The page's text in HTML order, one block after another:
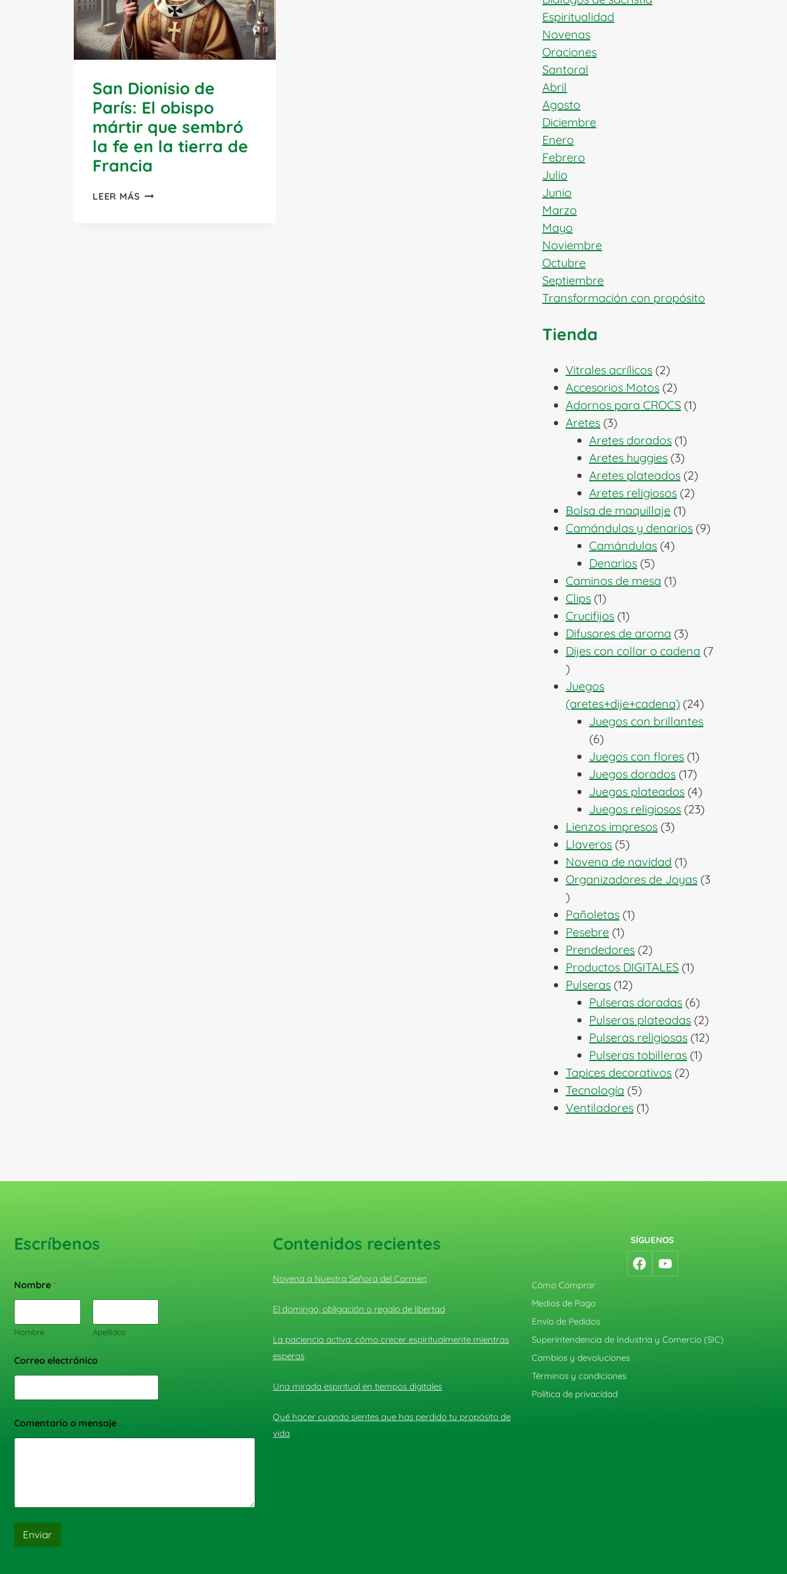
San Dionisio de
París: El obispo
mártir que sembró
la fe en la tierra de
Francia
LEER MÁS SAN
Espiritualidad
Novenas
Oraciones
Santoral
Abril
Agosto
Diciembre
Enero
Febrero
Julio
Junio
Marzo
Mayo
Noviembre
Octubre
Septiembre
Transformación con propósito
Tienda
Vitrales acrílicos 22
productos
Accesorios Motos 22
productos
Adornos para CROCS 11
Aretes 33
productos
Aretes dorados 11
producto
Aretes huggies 33
productos
Aretes plateados 22
productos
Aretes religiosos 22
Bolsa de maquillaje 11
producto
Camándulas y denarios 99
Camándulas 44
Denarios 55
productos
Caminos de mesa 11
Clips 11
producto
Crucifijos 11
producto
Difusores de aroma 33
productos
Dijes con collar o cadena 7
7
productos
Juegos
(aretes+dije+cadena) 2424
productos
Juegos con brillantes
66
productos
Juegos con flores 11
producto
Juegos dorados 1717
productos
Juegos plateados 44
productos
Juegos religiosos 2323
Lienzos impresos 33
Llaveros 55
productos
Novena de navidad 11
producto
Organizadores de Joyas 3
3
productos
Pañoletas 11
Pesebre 11
producto
Prendedores 22
productos
Productos DIGITALES 11
Pulseras 1212
productos
Pulseras doradas 66
productos
Pulseras plateadas 22
productos
Pulseras religiosas 1212
Pulseras tobilleras 11
Tapices decorativos 22
Tecnología 55
productos
Ventiladores 11
Escríbenos
Nombre *
Nombre Apellidos
Correo electrónico *
Comentario o mensaje
Enviar
Contenidos recientes
Novena a Nuestra Señora del Carmen
El domingo, obligación o regalo de libertad
La paciencia activa: cómo crecer espiritualmente mientras
esperas
Una mirada espiritual en tiempos digitales
Qué hacer cuando sientes que has perdido tu propósito de
vida
SÍGUENOS
Cómo Comprar
Medios de Pago
Envío de Pedidos
Superintendencia de Industria y Comercio (SIC)
Cambios y devoluciones
Términos y condiciones
Política de privacidad